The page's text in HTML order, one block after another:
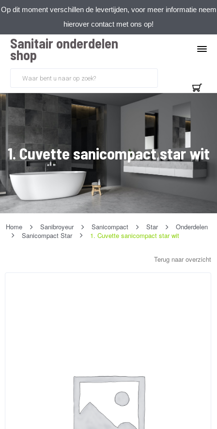
Op dit moment verschillen de levertijden, voor meer informatie neem
hierover contact met ons op!
Sanitair onderdelen
shop
1. Cuvette sanicompact star wit
Home Sanibroyeur Sanicompact Star
Onderdelen
Sanicompact Star
1. Cuvette sanicompact star wit
Terug naar overzicht